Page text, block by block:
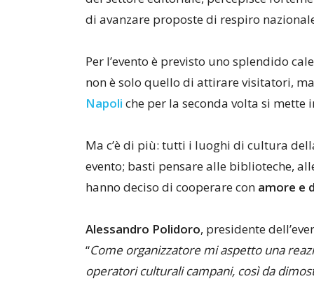
di avanzare proposte di respiro
Per l’evento è previsto uno splendido
non è solo quello di attirare visitatori,
Napoli che per la seconda volta si mette
Ma c’è di più: tutti i luoghi di cultura
evento; basti pensare alle biblioteche,
hanno deciso di cooperare con amore e
Alessandro Polidoro, presidente
“Come organizzatore mi aspetto una
operatori culturali campani, così da